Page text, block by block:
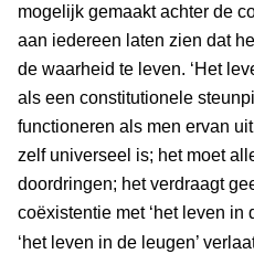
mogelijk gemaakt achter de
aan iedereen laten zien dat
de waarheid te leven. ‘Het
als een constitutionele
functioneren als men ervan
zelf universeel is; het moet
doordringen; het verdraagt
coëxistentie met ‘het leven in
‘het leven in de leugen’